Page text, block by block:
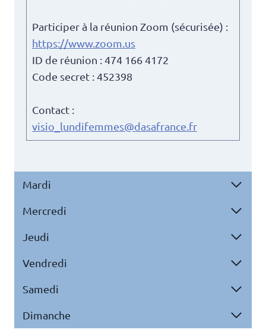
Participer à la réunion Zoom (sécurisée) :
https://www.zoom.us
ID de réunion : 474 166 4172
Code secret : 452398
Contact :
visio_lundifemmes@dasafrance.fr
Mardi
Mercredi
Jeudi
Vendredi
Samedi
Dimanche